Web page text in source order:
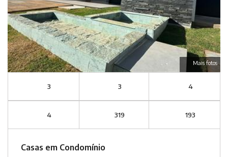
Mais fotos
3 3 4
4 319 193
Casas em Condomínio